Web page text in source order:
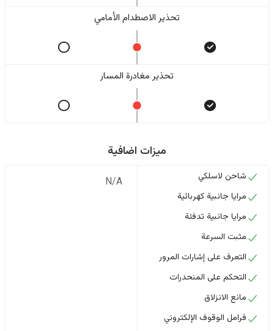
تحذير الاصطدام الأمامي
تحذير مغادرة المسار
ميزات اضافية
شاحن لاسلكي
مرايا جانبية كهربائية
مرايا جانبية تدفئة
مثبت السرعة
التعرف على إشارات المرور
التحكم على المنحدرات
مانع الانزلاق
فرامل الوقوف الإلكتروني
N/A